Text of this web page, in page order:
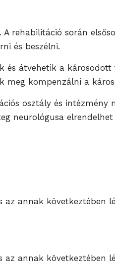
rehabilitáció során
és beszélni.
átvehetik a
meg kompenzálni a
osztály és
neurológusa
annak következtében
annak következtében